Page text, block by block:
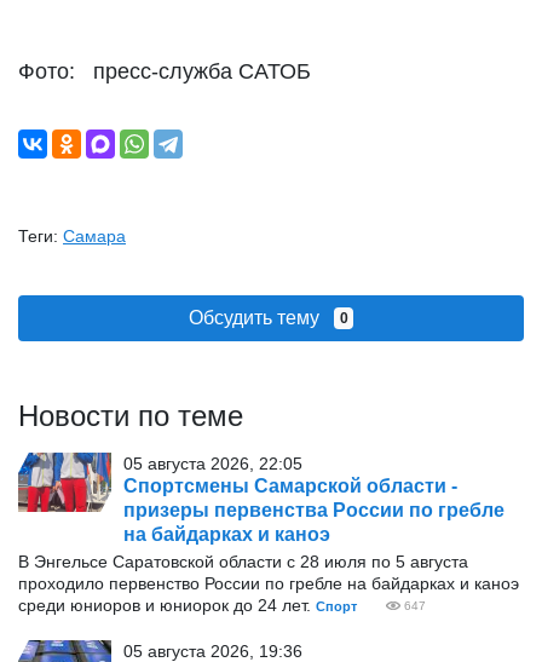
Фото: пресс-служба САТОБ
Теги: Самара
Обсудить тему 0
Новости по теме
05 августа 2026, 22:05
Спортсмены Самарской области -
призеры первенства России по гребле
на байдарках и каноэ
В Энгельсе Саратовской области с 28 июля по 5 августа
проходило первенство России по гребле на байдарках и каноэ
среди юниоров и юниорок до 24 лет. Спорт 647
05 августа 2026, 19:36